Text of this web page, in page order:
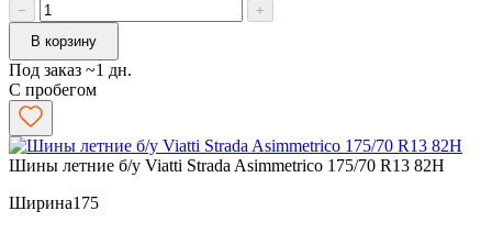
−
+
В корзину
Под заказ ~1 дн.
С пробегом
Шины летние б/у Viatti Strada Asimmetrico 175/70 R13 82H
Ширина175